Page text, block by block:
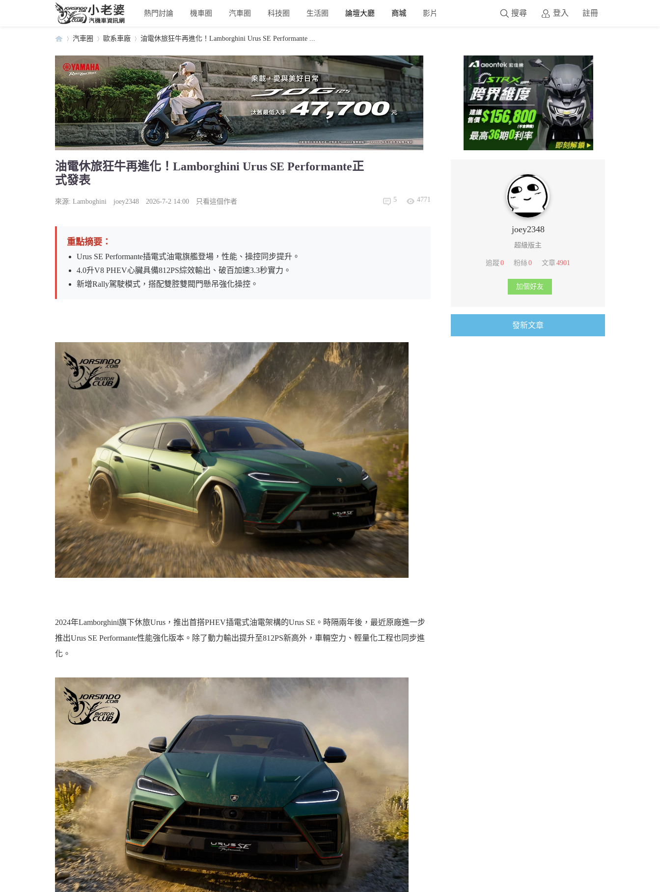
熱門討論 機車圈 汽車圈 科技圈 生活圈 論壇大廳 商城 影片 登入 註冊
搜尋
小
老
機
車
訊
網
›
汽車圈
›
歐系車廠
›
油電休旅狂牛再進化！Lamborghini Urus SE Performante ...
油電休旅狂牛再進化！Lamborghini Urus SE Performante正
式發表
來源: Lamboghini joey2348 2026-7-2 14:00 只看這個作者 5 4771
重點摘要：
Urus SE Performante插電式油電旗艦登場，性能、操控同步提升。
4.0升V8 PHEV心臟具備812PS綜效輸出、破百加速3.3秒實力。
新增Rally駕駛模式，搭配雙腔雙閥門懸吊強化操控。
2024年Lamborghini旗下休旅Urus，推出首搭PHEV插電式油電架構的Urus SE。時隔兩年後，最近原廠進一步
推出Urus SE Performante性能強化版本。除了動力輸出提升至812PS新高外，車輛空力、輕量化工程也同步進
化。
joey2348
超級版主
追蹤0 粉絲 0 文章4901
加個好友
發新文章